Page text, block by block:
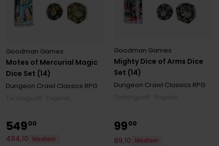
Motes of Mercurial Magic
Dice Set (14)
Goodman Games
Dungeon Crawl Classics RPG
Mighty Dice of Arms Dice
Set (14)
Goodman Games
Dungeon Crawl Classics RPG
54900
494,10
Medlem
9900
89,10
Medlem